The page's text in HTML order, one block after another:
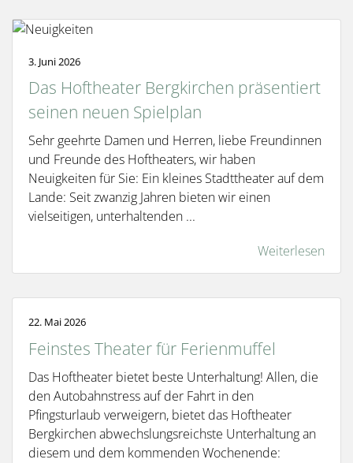
3. Juni 2026
Das Hoftheater Bergkirchen präsentiert
seinen neuen Spielplan
Sehr geehrte Damen und Herren, liebe Freundinnen
und Freunde des Hoftheaters, wir haben
Neuigkeiten für Sie: Ein kleines Stadttheater auf dem
Lande: Seit zwanzig Jahren bieten wir einen
vielseitigen, unterhaltenden ...
Weiterlesen
22. Mai 2026
Feinstes Theater für Ferienmuffel
Das Hoftheater bietet beste Unterhaltung! Allen, die
den Autobahnstress auf der Fahrt in den
Pfingsturlaub verweigern, bietet das Hoftheater
Bergkirchen abwechslungsreichste Unterhaltung an
diesem und dem kommenden Wochenende: